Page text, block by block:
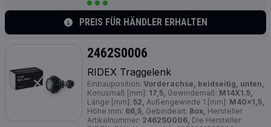
PREIS FÜR HÄNDLER ERHALTEN
2462S0006
RIDEX Traggelenk
Einbauposition: Vorderachse, beidseitig, unten,
Konusmaß [mm]: 17,5, Gewindemaß: M14X1.5,
Länge [mm]: 52, Außengewinde 1 [mm]: M40x1,5,
Höhe mm: 66,5, Gebindeart: Box, Hersteller
Artikelnummer: 2462S0006, Die Hersteller: